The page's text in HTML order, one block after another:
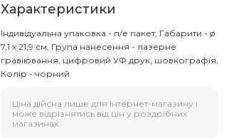
Характеристики
Індивідуальна упаковка - п/е пакет, Габарити - ø
7,1 х 21,9 см, Група нанесення - лазерне
гравіювання, цифровий УФ друк, шовкографія,
Колір - чорний
Ціна дійсна лише для інтернет-магазину і
може відрізнятись від цін у роздрібних
магазинах.